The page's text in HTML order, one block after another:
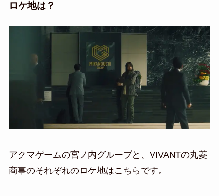
ロケ地は？
アクマゲームの宮ノ内グループと、VIVANTの丸菱
商事のそれぞれのロケ地はこちらです。